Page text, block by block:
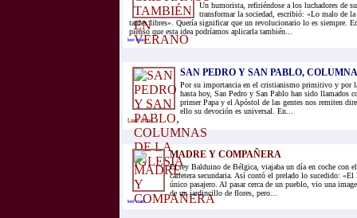
Un humorista, refiriéndose a los luchadores de
transformar la sociedad, escribió: «Lo malo de
tardes libres». Quería significar que un revolucionario lo es siempre.
pienso que esta idea podríamos aplicarla también...
leer mas...
SAN PEDRO Y SAN PABLO,
Por su importancia en el cristianismo primitivo y por
hasta hoy, San Pedro y San Pablo han sido llamados
primer Papa y el Apóstol de las gentes nos remiten
ello su devoción es universal. En...
Leer mas...
MADRE Y COMPAÑERA
El rey Balduino de Bélgica, viajaba un día en coche con el
carretera secundaria. Así contó el prelado lo sucedido:
único pasajero. Al pasar cerca de un pueblo, vio una
de un jardincillo de flores, pero...
leer mas...